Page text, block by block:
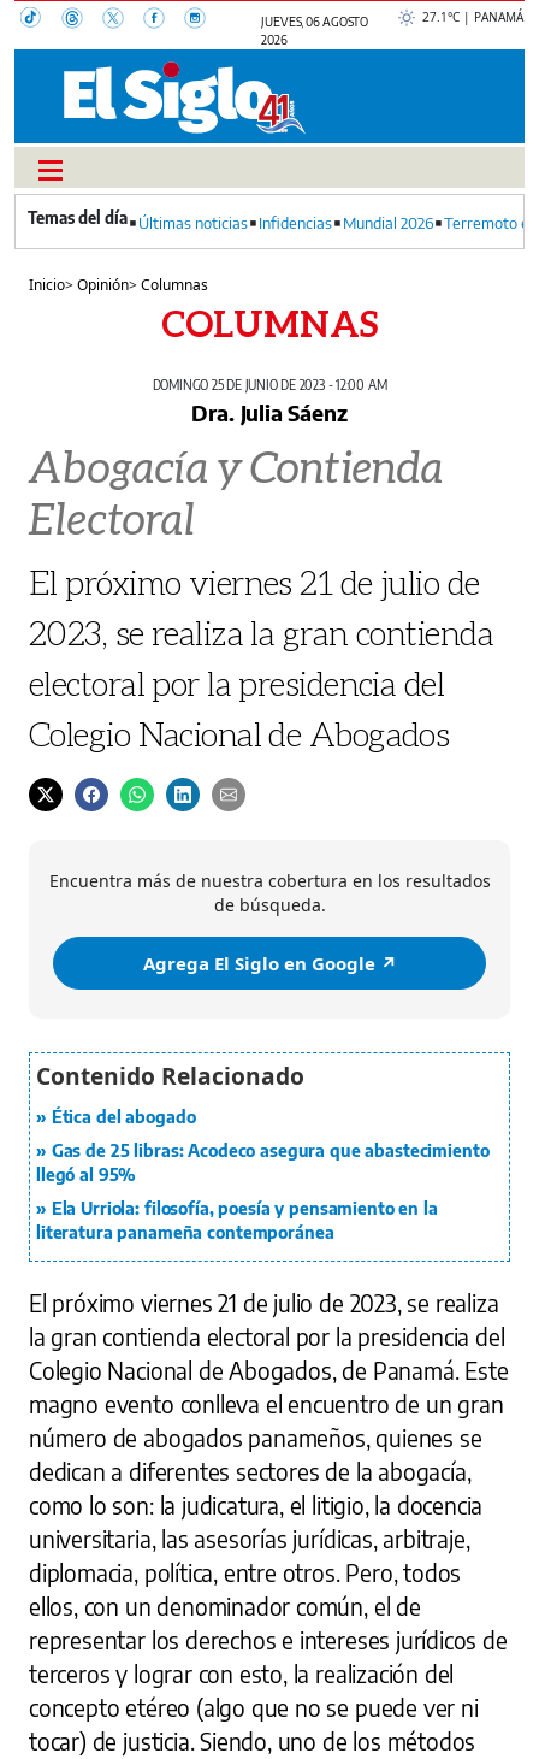
JUEVES, 06 AGOSTO
2026
27.1°C | PANAMÁ
Últimas noticias Infidencias Mundial 2026 Terremoto
Inicio>Opinión>Columnas
COLUMNAS
DOMINGO 25 DE JUNIO DE 2023 - 12:00 AM
Dra. Julia Sáenz
Abogacía y Contienda
Electoral
El próximo viernes 21 de julio de
2023, se realiza la gran contienda
electoral por la presidencia del
Colegio Nacional de Abogados
Encuentra más de nuestra cobertura en los resultados
de búsqueda.
Agrega El Siglo en Google ↗️
Ética del abogado
Gas de 25 libras: Acodeco asegura que abastecimiento
llegó al 95%
Ela Urriola: filosofía, poesía y pensamiento en la
literatura panameña contemporánea
El próximo viernes 21 de julio de 2023, se realiza
la gran contienda electoral por la presidencia del
Colegio Nacional de Abogados, de Panamá. Este
magno evento conlleva el encuentro de un gran
número de abogados panameños, quienes se
dedican a diferentes sectores de la abogacía,
como lo son: la judicatura, el litigio, la docencia
universitaria, las asesorías jurídicas, arbitraje,
diplomacia, política, entre otros. Pero, todos
ellos, con un denominador común, el de
representar los derechos e intereses jurídicos de
terceros y lograr con esto, la realización del
concepto etéreo (algo que no se puede ver ni
tocar) de justicia. Siendo, uno de los métodos